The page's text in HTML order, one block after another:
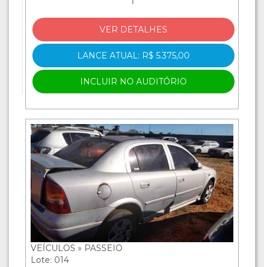
VER DETALHES
LANCE ATUAL: R$ 5.375,00
INCLUIR NO AUDITÓRIO
VEÍCULOS » PASSEIO
Lote: 014